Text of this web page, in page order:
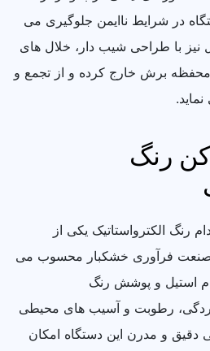
در شرایط ناایمن جلوگیری می
با طراحی شیب دار، خلال های
برش خارج کرده و از تجمع و
رنگ
رنگ الکترواستاتیک یکی از
صنعت فرآوری خشکبار محسوب می
استیل و پوشش رنگ
خوردگی، رطوبت و آسیب های محیطی
دقیق و مدرن این دستگاه امکان